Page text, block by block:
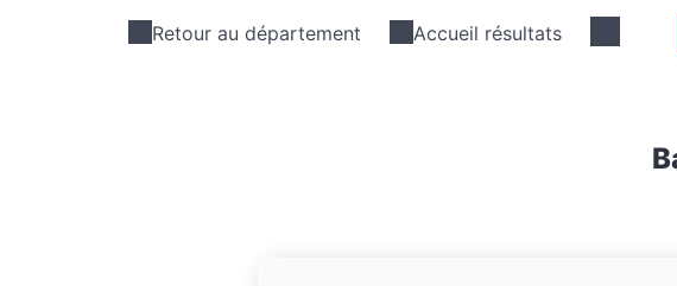
Retour au département Accueil résultats